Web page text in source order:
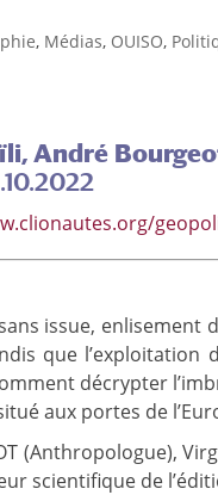
, Médias, OUISO,
André
issue, enlisement
que
décrypter
aux portes de
(Anthropologue),
scientifique de